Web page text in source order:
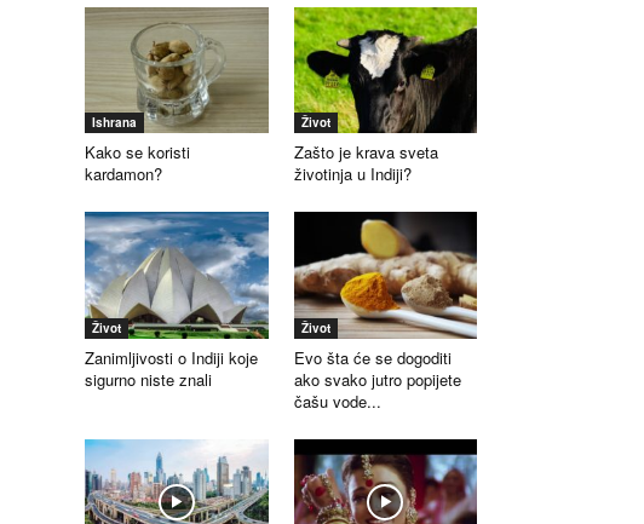
Ishrana
Kako se koristi
kardamon?
Život
Zašto je krava sveta
životinja u Indiji?
Život
Zanimljivosti o Indiji koje
sigurno niste znali
Život
Evo šta će se dogoditi
ako svako jutro popijete
čašu vode...